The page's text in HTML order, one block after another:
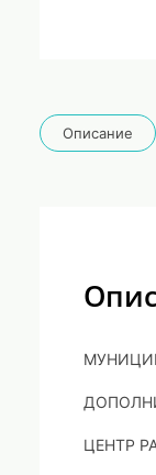
Описание
ЦЕНТР